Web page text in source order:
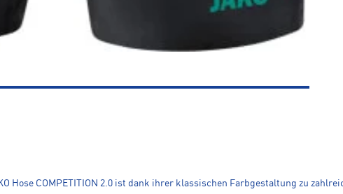
Hose COMPETITION 2.0 ist dank ihrer klassischen Farbgestaltung zu